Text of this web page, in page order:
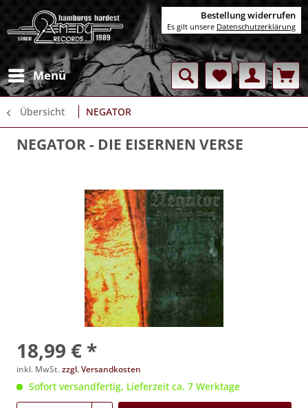
Menü
Übersicht NEGATOR
NEGATOR- DIE EISERNEN VERSE
18,99 € *
inkl. MwSt.zzgl. Versandkosten
Sofort versandfertig, Lieferzeit ca. 7 Werktage
Bestellung widerrufen
Es gilt unsere Datenschutzerklärung